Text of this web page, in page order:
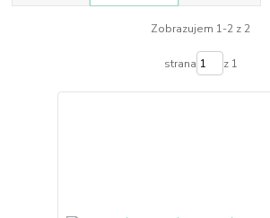
Zobrazujem 1-2 z 2
strana z 1